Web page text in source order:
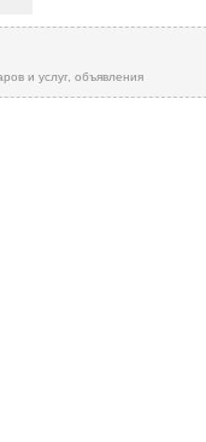
и услуг, объявления